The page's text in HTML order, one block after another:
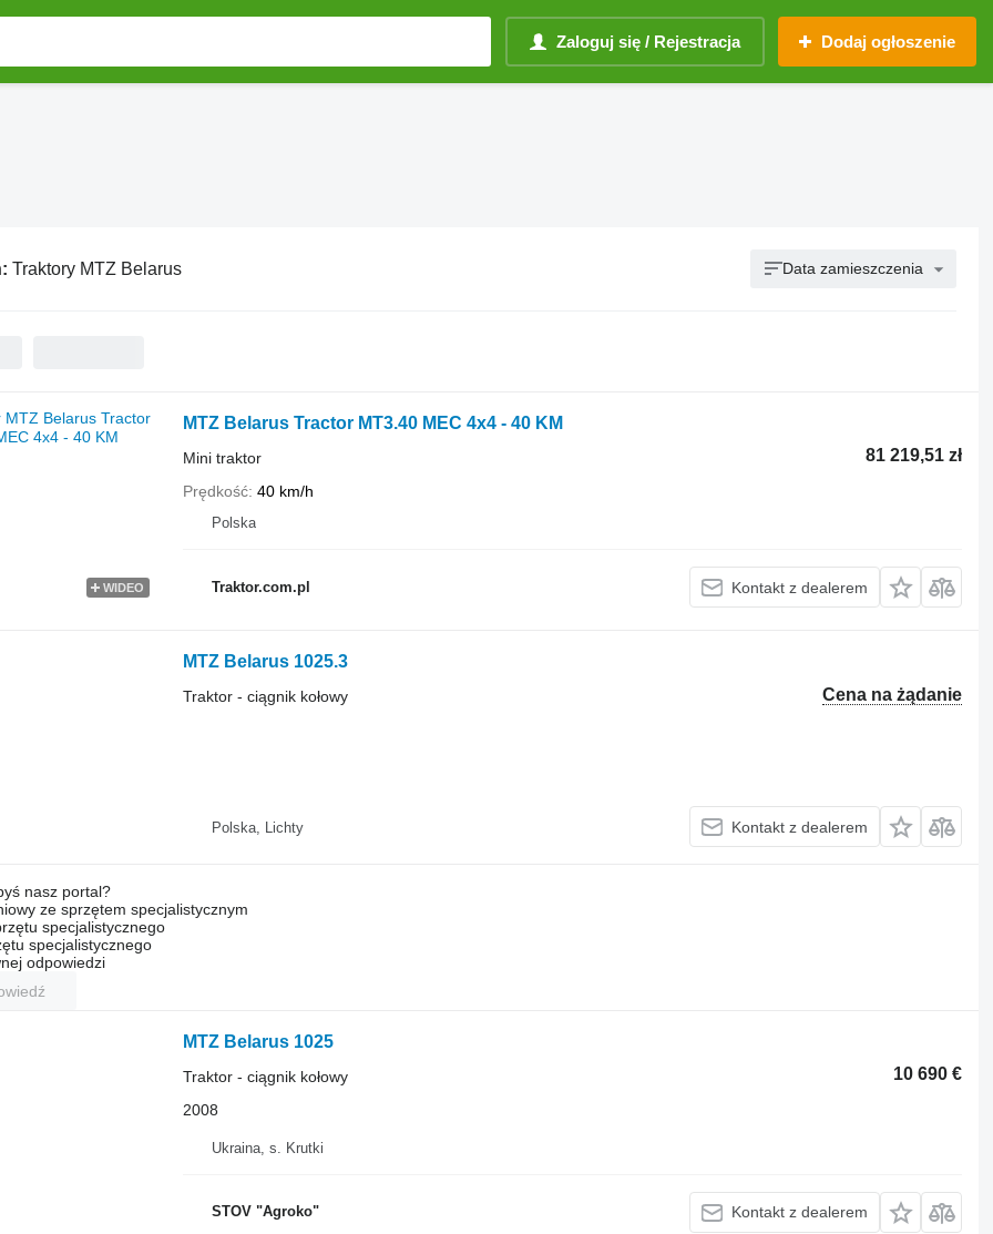
Zaloguj się / Rejestracja Dodaj ogłoszenie
Traktory MTZ Belarus Data zamieszczenia
WIDEO
MTZ Belarus Tractor MT3.40 MEC 4x4 - 40 KM
81 219,51 zł
Mini traktor
Prędkość 40 km/h
Polska
Traktor.com.pl Kontakt z dealerem
MTZ Belarus 1025.3
Cena na żądanie
Traktor - ciągnik kołowy
Polska, Lichty Kontakt z dealerem
nasz portal?
ze sprzętem specjalistycznym
specjalistycznego
specjalistycznego
odpowiedzi
MTZ Belarus 1025
10 690 €
Traktor - ciągnik kołowy
2008
Ukraina, s. Krutki
STOV "Agroko" Kontakt z dealerem